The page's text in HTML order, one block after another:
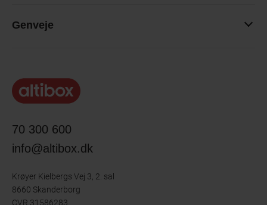
Genveje
70 300 600
info@altibox.dk
Krøyer Kielbergs Vej 3, 2. sal
8660 Skanderborg
CVR 31586283